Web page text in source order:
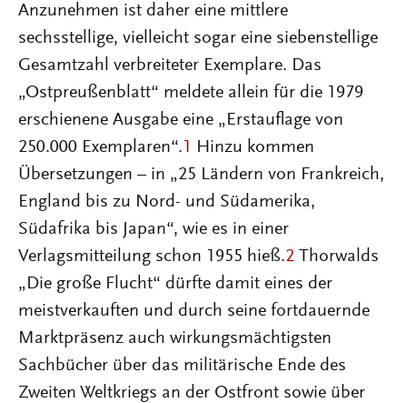
Anzunehmen ist daher eine mittlere
sechsstellige, vielleicht sogar eine siebenstellige
Gesamtzahl verbreiteter Exemplare. Das
„Ostpreußenblatt“ meldete allein für die 1979
erschienene Ausgabe eine „Erstauflage von
250.000 Exemplaren“. 1 Hinzu kommen
Übersetzungen – in „25 Ländern von Frankreich,
England bis zu Nord- und Südamerika,
Südafrika bis Japan“, wie es in einer
Verlagsmitteilung schon 1955 hieß.2 Thorwalds
„Die große Flucht“ dürfte damit eines der
meistverkauften und durch seine fortdauernde
Marktpräsenz auch wirkungsmächtigsten
Sachbücher über das militärische Ende des
Zweiten Weltkriegs an der Ostfront sowie über